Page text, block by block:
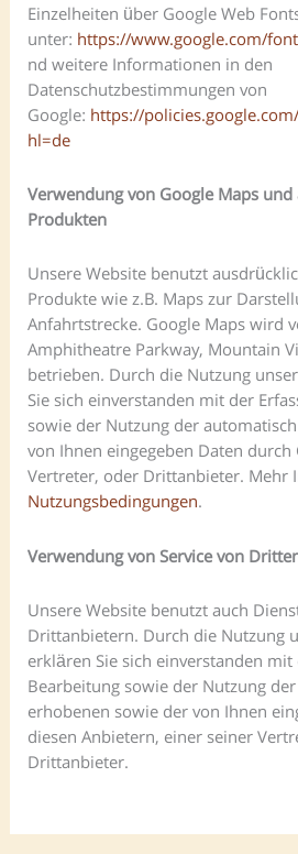
Einzelheiten über Google Web
unter: https://www.google.com/
nd weitere Informationen in den
Datenschutzbestimmungen von
Google: https://
hl=de
Verwendung von Google Maps
Produkten
Unsere Website benutzt
Produkte wie z.B. Maps zur
Anfahrtstrecke. Google Maps wird
Amphitheatre Parkway, Mountain
betrieben. Durch die Nutzung
Sie sich einverstanden mit der
sowie der Nutzung der
von Ihnen eingegeben Daten
Vertreter, oder Drittanbieter. Mehr
Nutzungsbedingungen.
Verwendung von Service von
Unsere Website benutzt auch
Drittanbietern. Durch die Nutzung
erklären Sie sich einverstanden mit
Bearbeitung sowie der Nutzung
erhobenen sowie der von Ihnen
diesen Anbietern, einer seiner
Drittanbieter.